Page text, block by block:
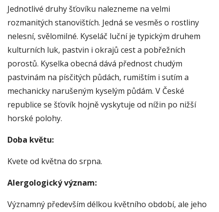
Jednotlivé druhy šťovíku nalezneme na velmi
rozmanitých stanovištích. Jedná se vesměs o rostliny
nelesní, svělomilné. Kyseláč luční je typickým druhem
kulturních luk, pastvin i okrajů cest a pobřežních
porostů. Kyselka obecná dává přednost chudým
pastvinám na písčitých půdách, rumištím i sutím a
mechanicky narušeným kyselým půdám. V České
republice se šťovík hojně vyskytuje od nížin po nižší
horské polohy.
Doba květu:
Kvete od května do srpna.
Alergologický význam:
Významný především délkou květního období, ale jeho